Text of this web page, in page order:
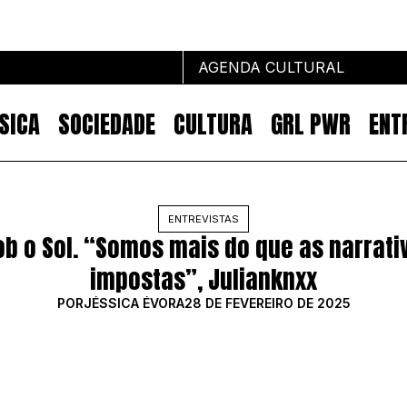
AGENDA CULTURAL
SOCIEDADE CULTURA GRL PWR
Marcas por escrever
NOTÍCIAS
MARKETING
IMPACTO
EMPREENDEDORISMO
ENTREVISTAS
o Sol. “Somos mais do que as
impostas”, Julianknxx
PORJÉSSICA ÉVORA28 DE FEVEREIRO DE 2025